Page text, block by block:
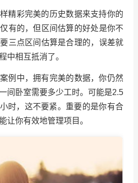
彩完美的历史数据来支持你的
有的，但区间估算的好处是你不
三点区间估算是合理的，误差就
中相互抵消了。
中，拥有完美的数据，你仍然
间卧室需要多少工时。可能是2.5
时，这不要紧。重要的是你有合
让你有效地管理项目。